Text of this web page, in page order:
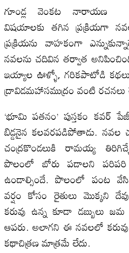
గూండ్ల వెంకట నారాయణ
విషయాలకు తగిన ప్రక్రియగా
ప్రక్రియను వాహకంగా
నవలను చదివిన తర్వాత
ఇయ్యాల ఊళ్ళో, గరికపాటోడి
ద్రావిడమహాసముద్రం వంటి
‘భూమి పతనం’ పుస్తకం
బిడ్డనైన కలవరపడిపోతాడు. నవల
చంద్రకొండలుకి రామయ్య
పొలంలో బోరు పడాలని పరిపరి
ఉండాల్సిందే. పొలంలో పంట
వర్షం కోసం రైతులు మొక్కని
కరువు ఉన్న కూడా డబ్బులు
ఆపరు. అలాగని ఈ నవలలో కరువు
కథాచిత్రణ మాత్రమే లేదు.